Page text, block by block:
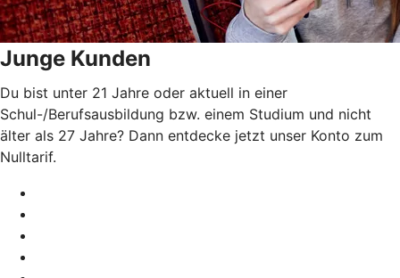
Junge Kunden
Du bist unter 21 Jahre oder aktuell in einer
Schul-/Berufsausbildung bzw. einem Studium und nicht
älter als 27 Jahre? Dann entdecke jetzt unser Konto zum
Nulltarif.